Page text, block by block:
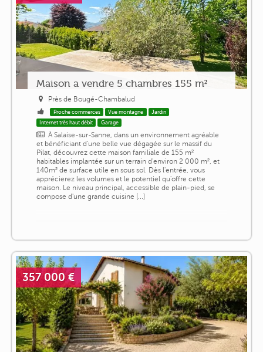
Maison a vendre 5 chambres 155 m²
Près de Bougé-Chambalud
Proche commerces Vue montagne
Jardin
Internet très haut débit
Garage
À Salaise-sur-Sanne, dans un environnement agréable
et bénéficiant d'une belle vue dégagée sur le massif du
Pilat, découvrez cette maison familiale de 155 m²
habitables implantée sur un terrain d'environ 2 000 m², et
140m² de surface utile en sous sol. Dès l'entrée, vous
apprécierez les volumes et le potentiel qu'offre cette
maison. Le niveau principal, accessible de plain-pied, se
compose d'une grande cuisine [...]
357 000 €